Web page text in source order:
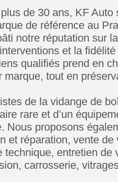
de 30 ans, KF Auto
de référence au
notre réputation sur
et la
qualifiés prend en
marque, tout en
de la vidange de
rare et d’un
Nous proposons
et réparation, vente
technique, entretien
carrosserie,